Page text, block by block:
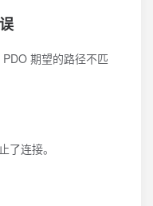
期望的路径不匹
了连接。